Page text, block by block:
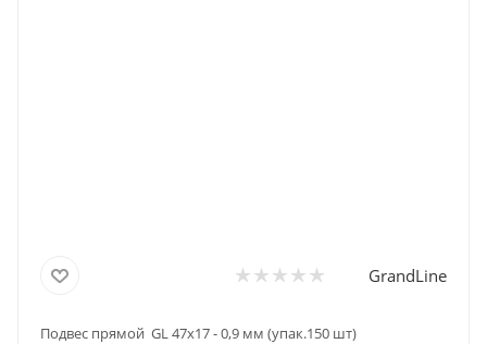
GrandLine
Подвес прямой GL 47х17 - 0,9 мм (упак.150 шт)